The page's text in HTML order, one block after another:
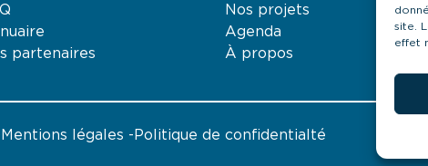
site.
effet
partenaires
Nos projets
Agenda
À propos
Mentions légales Politique de confidentialté